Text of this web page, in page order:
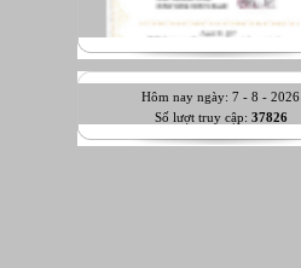
Hôm nay ngày: 7 - 8 - 2026
Số lượt truy cập: 37826